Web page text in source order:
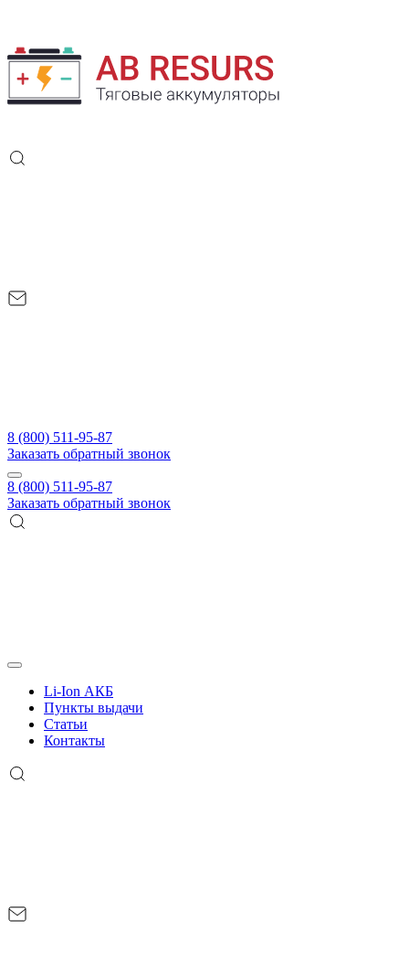
8 (800) 511-95-87
Заказать обратный звонок
8 (800) 511-95-87
Заказать обратный звонок
Li-Ion АКБ
Пункты выдачи
Статьи
Контакты